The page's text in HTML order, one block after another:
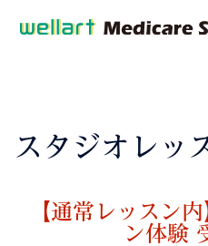
スタジオレッ
【通常レッスン
ン体験